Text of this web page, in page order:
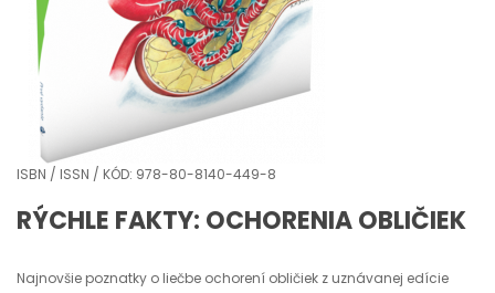
ISBN / ISSN / KÓD: 978-80-8140-449-8
RÝCHLE FAKTY: OCHORENIA OBLIČIEK
Najnovšie poznatky o liečbe ochorení obličiek z uznávanej edície